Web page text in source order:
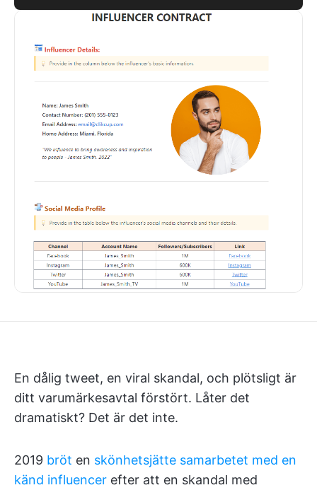
En dålig tweet, en viral skandal, och plötsligt är
ditt varumärkesavtal förstört. Låter det
dramatiskt? Det är det inte.
2019 bröt en skönhetsjätte samarbetet med en
känd influencer efter att en skandal med